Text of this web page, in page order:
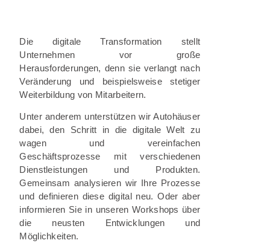
Die digitale Transformation stellt
Unternehmen vor große
Herausforderungen, denn sie verlangt nach
Veränderung und beispielsweise stetiger
Weiterbildung von Mitarbeitern.
Unter anderem unterstützen wir Autohäuser
dabei, den Schritt in die digitale Welt zu
wagen und vereinfachen
Geschäftsprozesse mit verschiedenen
Dienstleistungen und Produkten.
Gemeinsam analysieren wir Ihre Prozesse
und definieren diese digital neu. Oder aber
informieren Sie in unseren Workshops über
die neusten Entwicklungen und
Möglichkeiten.